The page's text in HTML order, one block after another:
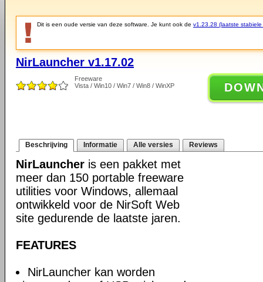
Dit is een oude versie van deze software. Je kunt ook de v1.23.28 (laatste stabiele
NirLauncher v1.17.02
Freeware
Vista / Win10 / Win7 / Win8 / WinXP
Beschrijving Informatie Alle versies Reviews
NirLauncher is een pakket met
meer dan 150 portable freeware
utilities voor Windows, allemaal
ontwikkeld voor de NirSoft Web
site gedurende de laatste jaren.
FEATURES
NirLauncher kan worden